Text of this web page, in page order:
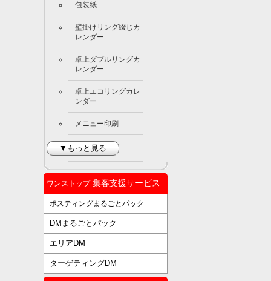
包装紙
壁掛けリング綴じカ
レンダー
卓上ダブルリングカ
レンダー
卓上エコリングカレ
ンダー
メニュー印刷
▼もっと見る
ワンストップ集客支援サービス
ポスティングまるごとパック
DMまるごとパック
エリアDM
ターゲティングDM